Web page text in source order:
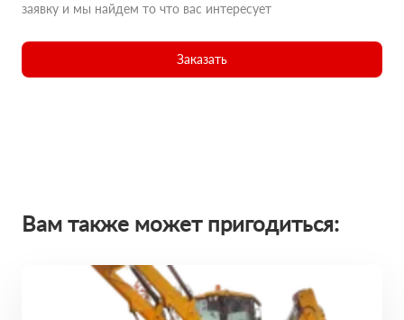
заявку и мы найдем то что вас интересует
Заказать
Вам также может пригодиться: